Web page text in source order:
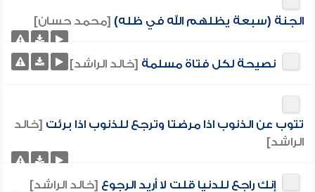
الجنة (سبعة يظلهم الله في ظله) [محمد حسان]
نصيحة لكل فتاة مسلمة [خالد الراشد]
تتوب عن الذنوب اذا مرضتا وترجع للذنوب اذا برئت [خالد
الراشد]
إنك راجع للدنيا قلت لا أريد الرجوع [خالد الراشد]